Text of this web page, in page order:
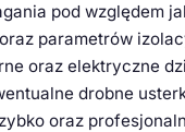
pod względem
parametrów
oraz elektryczne
drobne
oraz